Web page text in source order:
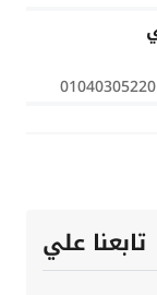
تابعنا علي